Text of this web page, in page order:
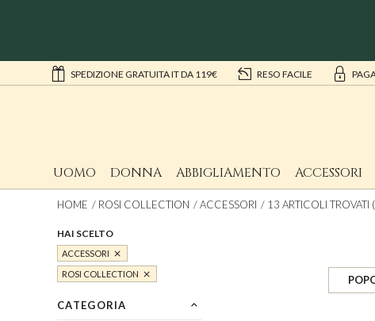
SPEDIZIONE GRATUITA IT DA 119€ RESO FACILE
UOMO DONNA ABBIGLIAMENTO ACCESSORI
HOME ROSI COLLECTION ACCESSORI 13 ARTICOLI TROVATI
HAI SCELTO
ACCESSORI
ROSI COLLECTION
CATEGORIA